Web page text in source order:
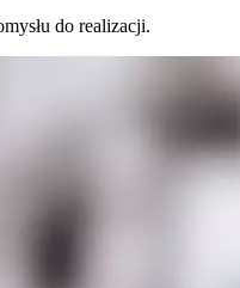
do realizacji.